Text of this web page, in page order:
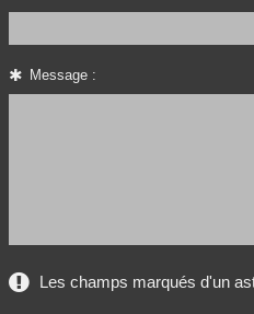
Message :
Les champs marqués d'un